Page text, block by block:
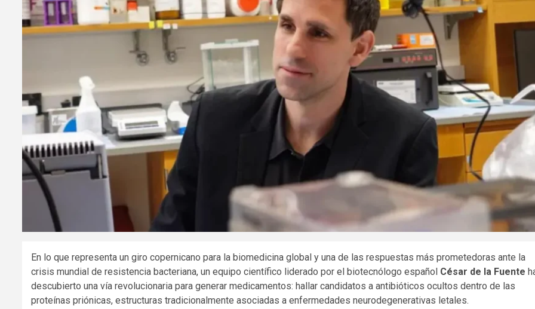
En lo que representa un giro copernicano para la biomedicina global y una de las respuestas más prometedoras ante la
crisis mundial de resistencia bacteriana, un equipo científico liderado por el biotecnólogo español César de la Fuente
descubierto una vía revolucionaria para generar medicamentos: hallar candidatos a antibióticos ocultos dentro de las
proteínas priónicas, estructuras tradicionalmente asociadas a enfermedades neurodegenerativas letales.